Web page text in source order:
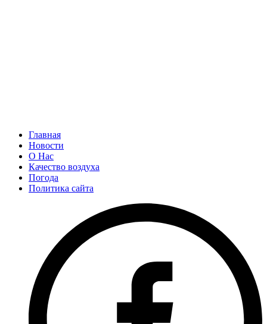
Главная
Новости
О Нас
Качество воздуха
Погода
Политика сайта